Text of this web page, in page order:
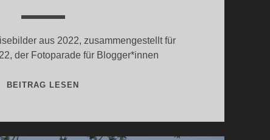
aus 2022, zusammengestellt für
der Fotoparade für Blogger*innen
BEITRAG LESEN